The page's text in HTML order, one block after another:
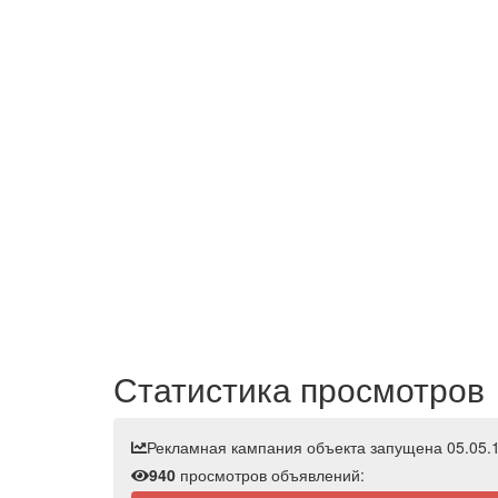
Статистика просмотров
Рекламная кампания объекта запущена
940 просмотров объявлений: